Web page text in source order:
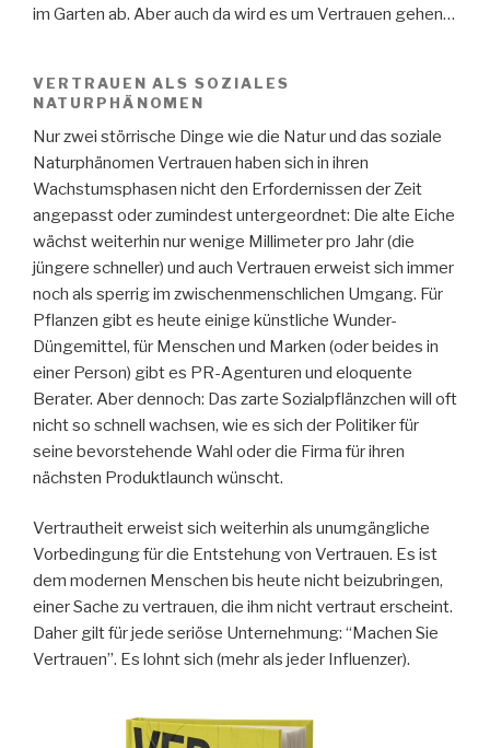
im Garten ab. Aber auch da wird es um Vertrauen gehen…
VERTRAUEN ALS SOZIALES
NATURPHÄNOMEN
Nur zwei störrische Dinge wie die Natur und das soziale
Naturphänomen Vertrauen haben sich in ihren
Wachstumsphasen nicht den Erfordernissen der Zeit
angepasst oder zumindest untergeordnet: Die alte Eiche
wächst weiterhin nur wenige Millimeter pro Jahr (die
jüngere schneller) und auch Vertrauen erweist sich immer
noch als sperrig im zwischenmenschlichen Umgang. Für
Pflanzen gibt es heute einige künstliche Wunder-
Düngemittel, für Menschen und Marken (oder beides in
einer Person) gibt es PR-Agenturen und eloquente
Berater. Aber dennoch: Das zarte Sozialpflänzchen will oft
nicht so schnell wachsen, wie es sich der Politiker für
seine bevorstehende Wahl oder die Firma für ihren
nächsten Produktlaunch wünscht.
Vertrautheit erweist sich weiterhin als unumgängliche
Vorbedingung für die Entstehung von Vertrauen. Es ist
dem modernen Menschen bis heute nicht beizubringen,
einer Sache zu vertrauen, die ihm nicht vertraut erscheint.
Daher gilt für jede seriöse Unternehmung: “Machen Sie
Vertrauen”. Es lohnt sich (mehr als jeder Influenzer).